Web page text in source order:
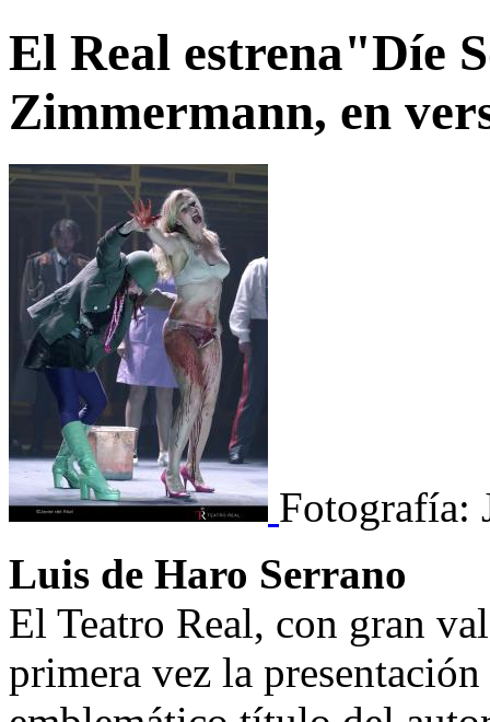
El Real estrena"Díe
Zimmermann, en
Fotografía:
Luis de Haro Serrano
El Teatro Real, con gran
primera vez la